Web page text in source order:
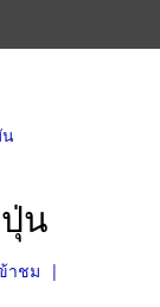
น
น
าชม |